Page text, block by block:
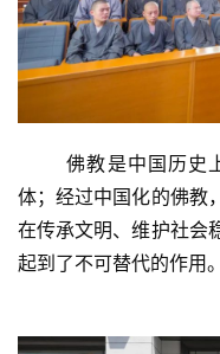
佛教是中国历史
体；经过中国化的佛教
在传承文明、维护社会
起到了不可替代的作用。